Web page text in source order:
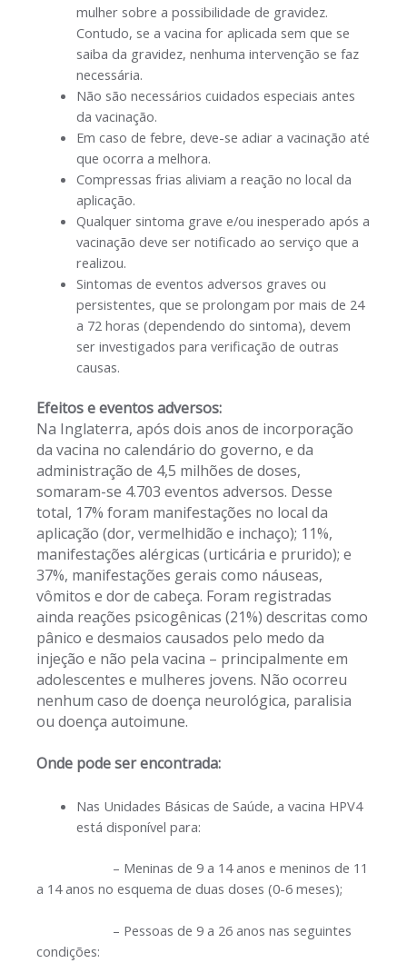
mulher sobre a possibilidade de gravidez.
Contudo, se a vacina for aplicada sem que se
saiba da gravidez, nenhuma intervenção se faz
necessária.
Não são necessários cuidados especiais antes
da vacinação.
Em caso de febre, deve-se adiar a vacinação até
que ocorra a melhora.
Compressas frias aliviam a reação no local da
aplicação.
Qualquer sintoma grave e/ou inesperado após a
vacinação deve ser notificado ao serviço que a
realizou.
Sintomas de eventos adversos graves ou
persistentes, que se prolongam por mais de 24
a 72 horas (dependendo do sintoma), devem
ser investigados para verificação de outras
causas.
Efeitos e eventos adversos:
Na Inglaterra, após dois anos de incorporação
da vacina no calendário do governo, e da
administração de 4,5 milhões de doses,
somaram-se 4.703 eventos adversos. Desse
total, 17% foram manifestações no local da
aplicação (dor, vermelhidão e inchaço); 11%,
manifestações alérgicas (urticária e prurido); e
37%, manifestações gerais como náuseas,
vômitos e dor de cabeça. Foram registradas
ainda reações psicogênicas (21%) descritas como
pânico e desmaios causados pelo medo da
injeção e não pela vacina – principalmente em
adolescentes e mulheres jovens. Não ocorreu
nenhum caso de doença neurológica, paralisia
ou doença autoimune.
Onde pode ser encontrada:
Nas Unidades Básicas de Saúde, a vacina HPV4
está disponível para:
– Meninas de 9 a 14 anos e meninos de 11
a 14 anos no esquema de duas doses (0-6 meses);
– Pessoas de 9 a 26 anos nas seguintes
condições: